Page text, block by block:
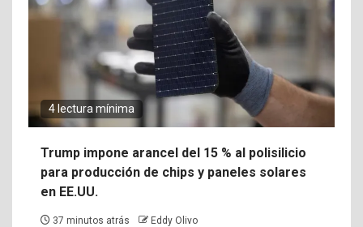
4 lectura mínima
Trump impone arancel del 15 % al polisilicio
para producción de chips y paneles solares
en EE.UU.
37 minutos atrás Eddy Olivo